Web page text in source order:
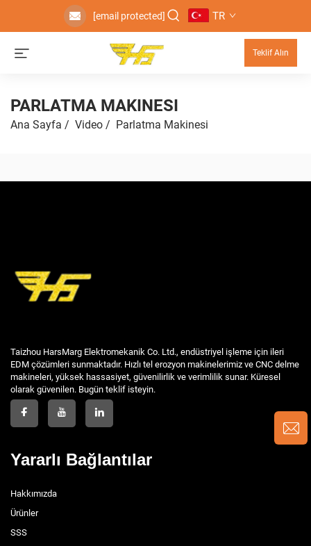
[email protected] TR
Teklif Alın
PARLATMA MAKINESI
Ana Sayfa / Video / Parlatma Makinesi
Taizhou HarsMarg Elektromekanik Co. Ltd., endüstriyel işleme için ileri
EDM çözümleri sunmaktadır. Hızlı tel erozyon makinelerimiz ve CNC delme
makineleri, yüksek hassasiyet, güvenilirlik ve verimlilik sunar. Küresel
olarak güvenilen. Bugün teklif isteyin.
Yararlı Bağlantılar
Hakkımızda
Ürünler
SSS